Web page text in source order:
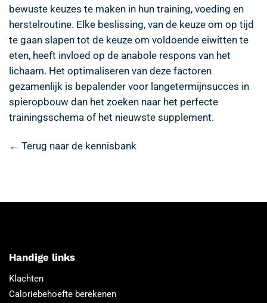
bewuste keuzes te maken in hun training, voeding en
herstelroutine. Elke beslissing, van de keuze om op tijd
te gaan slapen tot de keuze om voldoende eiwitten te
eten, heeft invloed op de anabole respons van het
lichaam. Het optimaliseren van deze factoren
gezamenlijk is bepalender voor langetermijnsucces in
spieropbouw dan het zoeken naar het perfecte
trainingsschema of het nieuwste supplement.
← Terug naar de kennisbank
Handige links
Klachten
Caloriebehoefte berekenen